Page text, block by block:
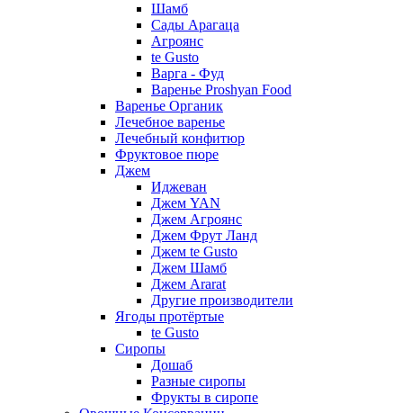
Шамб
Сады Арагаца
Агроянс
te Gusto
Варга - Фуд
Варенье Proshyan Food
Варенье Органик
Лечебное варенье
Лечебный конфитюр
Фруктовое пюре
Джем
Иджеван
Джем YAN
Джем Агроянс
Джем Фрут Ланд
Джем te Gusto
Джем Шамб
Джем Ararat
Другие производители
Ягоды протёртые
te Gusto
Сиропы
Дошаб
Разные сиропы
Фрукты в сиропе